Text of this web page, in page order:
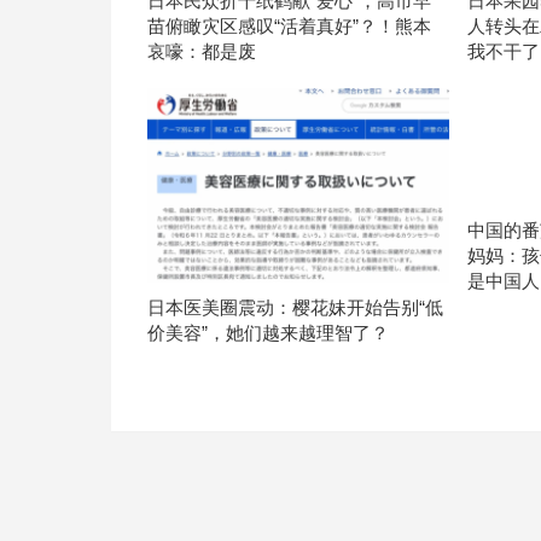
苗俯瞰灾区感叹“活着真好”？！熊本
哀嚎：都是废
人转头
我不干
日本医美圈震动：樱花妹开始告别“低
价美容”，她们越来越理智了？
中国的
妈妈：
是中国